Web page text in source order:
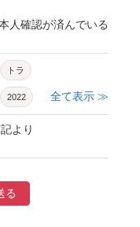
人確認が済んでいる
トラ
2022
干支
全て表示 ≫
より
る